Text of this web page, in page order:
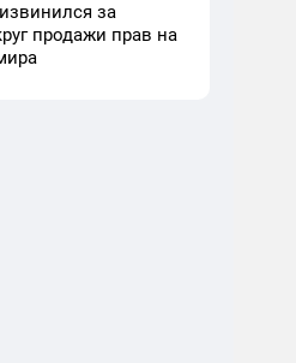
за
продажи прав на